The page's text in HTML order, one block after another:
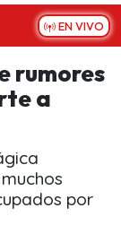
EN VIVO
rumores
a
por